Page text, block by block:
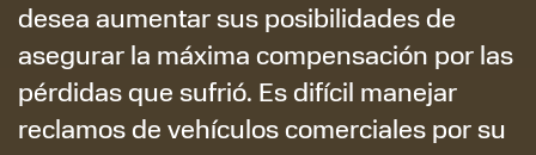
desea aumentar sus posibilidades de
asegurar la máxima compensación por las
pérdidas que sufrió. Es difícil manejar
reclamos de vehículos comerciales por su